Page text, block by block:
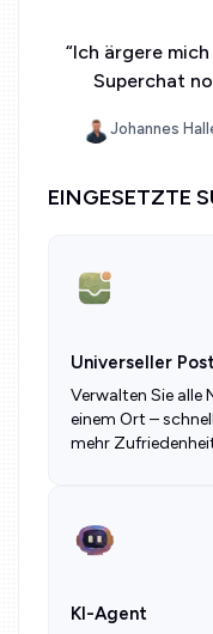
“Ich ärgere
Superchat
Johannes
EINGESETZTE
Universeller
Verwalten Sie alle
einem Ort –
mehr
KI-Agent